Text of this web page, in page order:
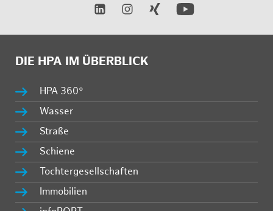
DIE HPA IM ÜBERBLICK
HPA 360°
Wasser
Straße
Schiene
Tochtergesellschaften
Immobilien